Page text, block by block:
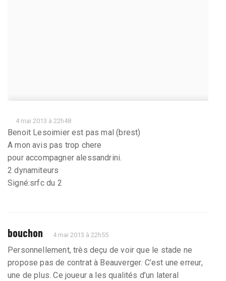
4 mai 2013 à 22h48
Benoit Lesoimier est pas mal (brest)
A mon avis pas trop chere
pour accompagner alessandrini.
2 dynamiteurs
Signé:srfc du 2
bouchon 4 mai 2013 à 22h55
Personnellement, très deçu de voir que le stade ne
propose pas de contrat à Beauverger. C’est une erreur,
une de plus. Ce joueur a les qualités d’un lateral